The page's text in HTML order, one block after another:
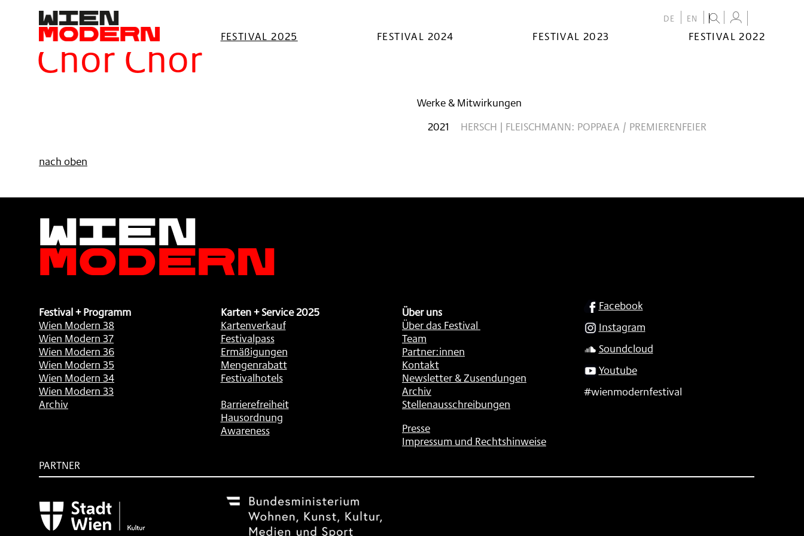
springen
DE EN
FESTIVAL 2025 FESTIVAL 2024 FESTIVAL 2023 FESTIVAL 2022
Filter
Chor Chor
Werke & Mitwirkungen
2021
HERSCH | FLEISCHMANN: POPPAEA / PREMIERENFEIER
nach oben
Wien
Modern
Festival + Programm
Wien Modern 38
Wien Modern 37
Wien Modern 36
Wien Modern 35
Wien Modern 34
Wien Modern 33
Archiv
Karten + Service 2025
Kartenverkauf
Festivalpass
Ermäßigungen
Mengenrabatt
Festivalhotels
Barrierefreiheit
Hausordnung
Awareness
Über uns
Über das Festival
Team
Partner:innen
Kontakt
Newsletter & Zusendungen
Archiv
Stellenausschreibungen
Presse
Impressum und Rechtshinweise
SOCIAL
Facebook
Instagram
Soundcloud
Youtube
#wienmodernfestival
PARTNER